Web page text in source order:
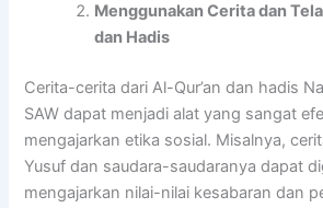
Menggunakan Cerita dan
dan Hadis
Cerita-cerita dari Al-Qur’an dan hadis
SAW dapat menjadi alat yang sangat
mengajarkan etika sosial. Misalnya,
Yusuf dan saudara-saudaranya dapat
mengajarkan nilai-nilai kesabaran dan